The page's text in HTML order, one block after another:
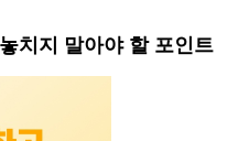
치지 말아야 할 포인트